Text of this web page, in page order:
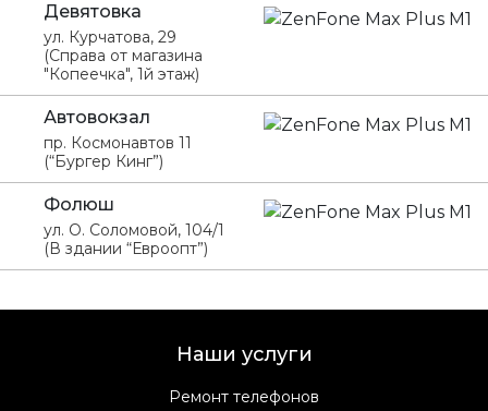
Девятовка
ул. Курчатова, 29
(Справа от магазина
"Копеечка", 1й этаж)
Автовокзал
пр. Космонавтов 11
(“Бургер Кинг”)
Фолюш
ул. О. Соломовой, 104/1
(В здании “Евроопт”)
Наши услуги
Ремонт телефонов